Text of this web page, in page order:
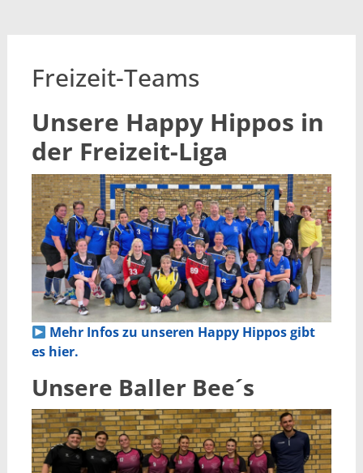
Freizeit-Teams
Unsere Happy Hippos in
der Freizeit-Liga
Mehr Infos zu unseren Happy Hippos gibt
es hier.
Unsere Baller Bee´s